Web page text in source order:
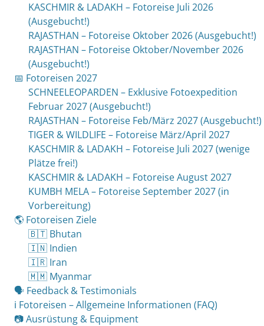
KASCHMIR & LADAKH – Fotoreise Juli 2026
(Ausgebucht!)
RAJASTHAN – Fotoreise Oktober 2026 (Ausgebucht!)
RAJASTHAN – Fotoreise Oktober/November 2026
(Ausgebucht!)
📅 Fotoreisen 2027
SCHNEELEOPARDEN – Exklusive Fotoexpedition
Februar 2027 (Ausgebucht!)
RAJASTHAN – Fotoreise Feb/März 2027 (Ausgebucht!)
TIGER & WILDLIFE – Fotoreise März/April 2027
KASCHMIR & LADAKH – Fotoreise Juli 2027 (wenige
Plätze frei!)
KASCHMIR & LADAKH – Fotoreise August 2027
KUMBH MELA – Fotoreise September 2027 (in
Vorbereitung)
🌎 Fotoreisen Ziele
🇧🇹 Bhutan
🇮🇳 Indien
🇮🇷 Iran
🇲🇲 Myanmar
🗣 Feedback & Testimonials
ℹ️ Fotoreisen – Allgemeine Informationen (FAQ)
📷 Ausrüstung & Equipment